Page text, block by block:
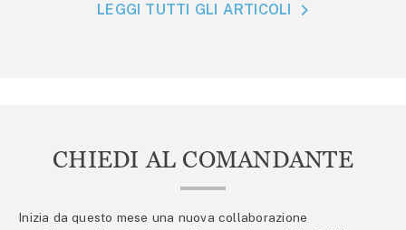
LEGGI TUTTI GLI ARTICOLI
CHIEDI AL COMANDANTE
Inizia da questo mese una nuova collaborazione